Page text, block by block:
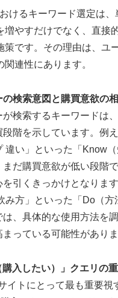
けるキーワード選定は
増やすだけでなく、直接
策です。その理由は、ユ
関連性にあります。
の検索意図と購買意欲の
が検索するキーワードは
段階を示しています。例
違い」といった「Know
まだ購買意欲が低い段階
を引くきっかけとなりま
み方」といった「Do（方
は、具体的な使用方法を
っている可能性がありま
購入したい）」クエリの
イトにとって最も重要視